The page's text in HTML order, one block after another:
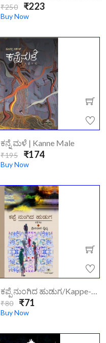
₹250 ₹223
Buy Now
ಕನ್ನೆ ಮಳೆ | Kanne Male
₹195 ₹174
Buy Now
ಕಪ್ಪೆ ನುಂಗಿದ ಹುಡುಗ/kappe-Nungidha-Huduga
₹80₹71
Buy Now